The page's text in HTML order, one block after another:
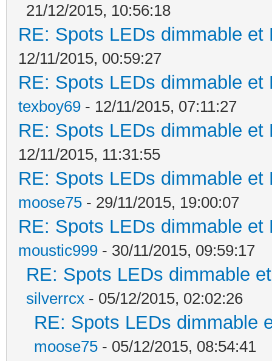
21/12/2015, 10:56:18
RE: Spots LEDs dimmable
12/11/2015, 00:59:27
RE: Spots LEDs dimmable
texboy69 - 12/11/2015, 07:11:27
RE: Spots LEDs dimmable
12/11/2015, 11:31:55
RE: Spots LEDs dimmable
moose75 - 29/11/2015, 19:00:07
RE: Spots LEDs dimmable
moustic999 - 30/11/2015, 09:59:17
RE: Spots LEDs dimmable
silverrcx - 05/12/2015, 02:02:26
RE: Spots LEDs dimmable
moose75 - 05/12/2015, 08:54:41